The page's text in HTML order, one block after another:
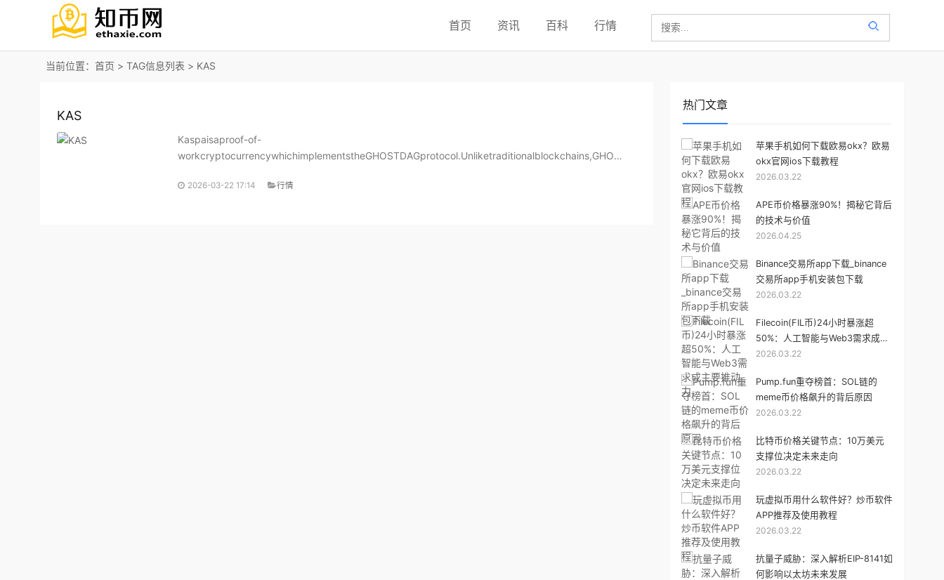
首页 资讯 百科 行情
当前位置： 首页 > TAG信息列表 > KAS
KAS
Kaspaisaproof-of-
workcryptocurrencywhichimplementstheGHOSTDAGprotocol.Unliketraditionalblockchains,GHOS
2026-03-22 17:14 行情
热门文章
苹果手机如何下载欧易okx？欧易
okx官网ios下载教程
2026.03.22
APE币价格暴涨90%！揭秘它背后
的技术与价值
2026.04.25
Binance交易所app下载_binance
交易所app手机安装包下载
2026.03.22
Filecoin(FIL币)24小时暴涨超
50%：人工智能与Web3需求成主
要推动力
2026.03.22
Pump.fun重夺榜首：SOL链的
meme币价格飙升的背后原因
2026.03.22
比特币价格关键节点：10万美元
支撑位决定未来走向
2026.03.22
玩虚拟币用什么软件好？炒币软件
APP推荐及使用教程
2026.03.22
抗量子威胁：深入解析EIP-8141如
何影响以太坊未来发展